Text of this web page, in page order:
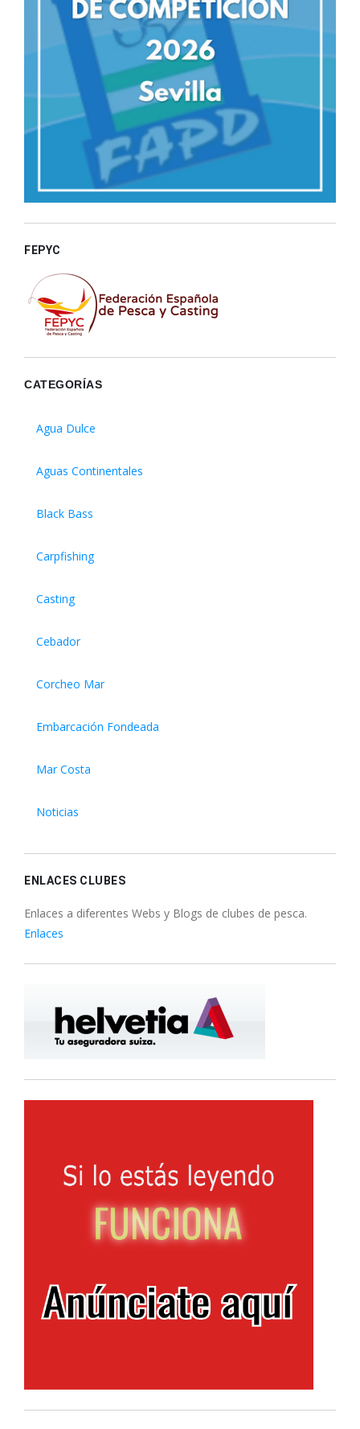
FEPYC
CATEGORÍAS
Agua Dulce
Aguas Continentales
Black Bass
Carpfishing
Casting
Cebador
Corcheo Mar
Embarcación Fondeada
Mar Costa
Noticias
ENLACES CLUBES
Enlaces a diferentes Webs y Blogs de clubes de pesca.
Enlaces